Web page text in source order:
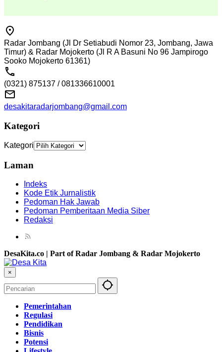
Radar Jombang (Jl Dr Setiabudi Nomor 23, Jombang, Jawa
Timur) & Radar Mojokerto (Jl R A Basuni No 96 Jampirogo
Sooko Mojokerto 61361)
(0321) 875137 / 081336610001
desakitaradarjombang@gmail.com
Kategori
Kategori
Laman
Indeks
Kode Etik Jurnalistik
Pedoman Hak Jawab
Pedoman Pemberitaan Media Siber
Redaksi
DesaKita.co | Part of Radar Jombang & Radar Mojokerto
×
Pemerintahan
Regulasi
Pendidikan
Bisnis
Potensi